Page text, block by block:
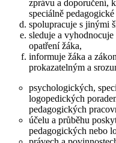
zprávu a doporučení,
speciálně
spolupracuje s jinými
sleduje a
opatření žáka,
informuje žáka a
prokazatelným a
psychologických,
logopedických
pedagogických
účelu a průběhu
pedagogických nebo